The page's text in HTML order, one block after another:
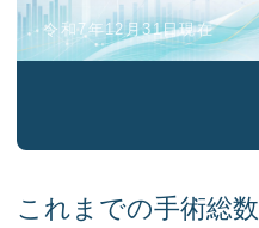
広報誌
広報部ブログ
令和7年12月31日現在
これまでの手術総数